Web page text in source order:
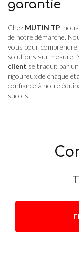
garantie
Chez MUTIN TP ,
de notre démarche.
vous pour
solutions sur mesure.
client se traduit par
rigoureux de chaque
confiance à notre
succès.